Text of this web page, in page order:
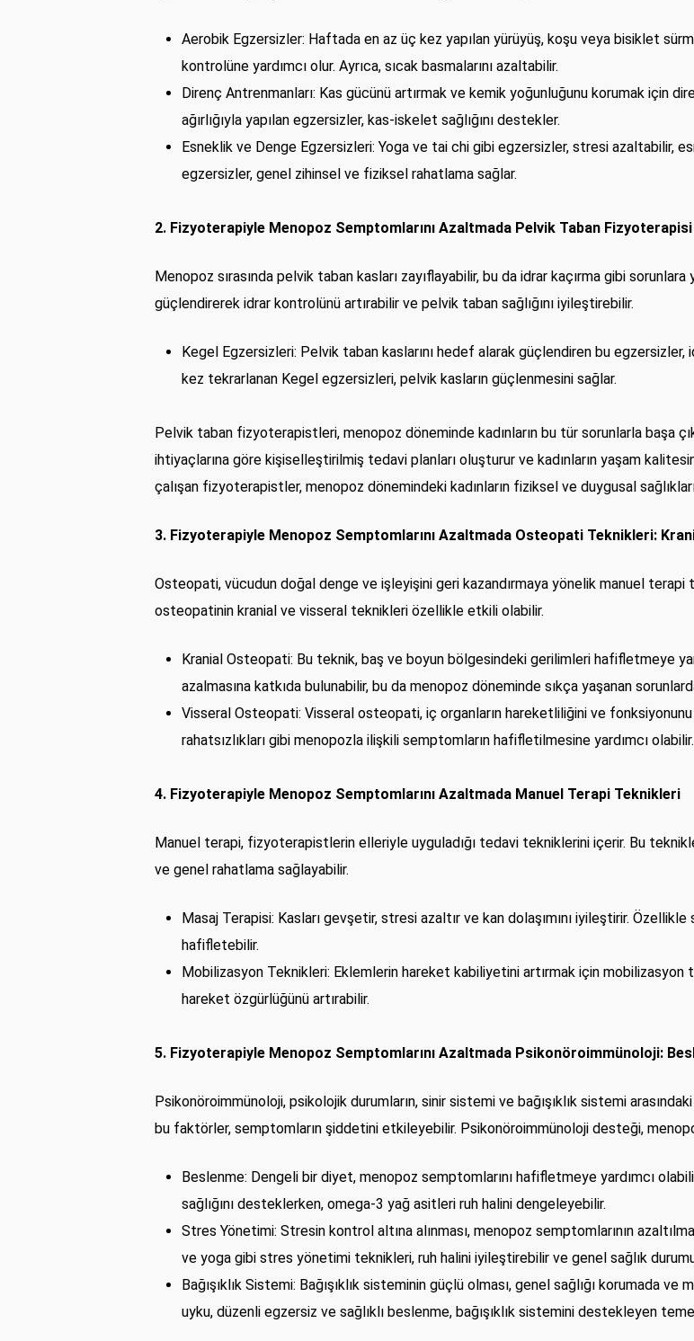
Aerobik Egzersizler: Haftada en az üç kez yapılan yürüyüş, koşu veya bisiklet
kontrolüne yardımcı olur. Ayrıca, sıcak basmalarını azaltabilir.
Direnç Antrenmanları: Kas gücünü artırmak ve kemik yoğunluğunu korumak için
ağırlığıyla yapılan egzersizler, kas-iskelet sağlığını destekler.
Esneklik ve Denge Egzersizleri: Yoga ve tai chi gibi egzersizler, stresi azaltabilir,
egzersizler, genel zihinsel ve fiziksel rahatlama sağlar.
2. Fizyoterapiyle Menopoz Semptomlarını Azaltmada Pelvik Taban
Menopoz sırasında pelvik taban kasları zayıflayabilir, bu da idrar kaçırma gibi
güçlendirerek idrar kontrolünü artırabilir ve pelvik taban sağlığını iyileştirebilir.
Kegel Egzersizleri: Pelvik taban kaslarını hedef alarak güçlendiren bu egzersizler,
kez tekrarlanan Kegel egzersizleri, pelvik kasların güçlenmesini sağlar.
Pelvik taban fizyoterapistleri, menopoz döneminde kadınların bu tür sorunlarla başa
ihtiyaçlarına göre kişiselleştirilmiş tedavi planları oluşturur ve kadınların yaşam
çalışan fizyoterapistler, menopoz dönemindeki kadınların fiziksel ve duygusal
3. Fizyoterapiyle Menopoz Semptomlarını Azaltmada Osteopati Teknikleri:
Osteopati, vücudun doğal denge ve işleyişini geri kazandırmaya yönelik manuel
osteopatinin kranial ve visseral teknikleri özellikle etkili olabilir.
Kranial Osteopati: Bu teknik, baş ve boyun bölgesindeki gerilimleri hafifletmeye
azalmasına katkıda bulunabilir, bu da menopoz döneminde sıkça yaşanan
Visseral Osteopati: Visseral osteopati, iç organların hareketliliğini ve
rahatsızlıkları gibi menopozla ilişkili semptomların hafifletilmesine yardımcı olabilir.
4. Fizyoterapiyle Menopoz Semptomlarını Azaltmada Manuel Terapi Teknikleri
Manuel terapi, fizyoterapistlerin elleriyle uyguladığı tedavi tekniklerini içerir. Bu
ve genel rahatlama sağlayabilir.
Masaj Terapisi: Kasları gevşetir, stresi azaltır ve kan dolaşımını iyileştirir.
hafifletebilir.
Mobilizasyon Teknikleri: Eklemlerin hareket kabiliyetini artırmak için mobilizasyon
hareket özgürlüğünü artırabilir.
5. Fizyoterapiyle Menopoz Semptomlarını Azaltmada Psikonöroimmünoloji:
Psikonöroimmünoloji, psikolojik durumların, sinir sistemi ve bağışıklık sistemi
bu faktörler, semptomların şiddetini etkileyebilir. Psikonöroimmünoloji desteği,
Beslenme: Dengeli bir diyet, menopoz semptomlarını hafifletmeye yardımcı
sağlığını desteklerken, omega-3 yağ asitleri ruh halini dengeleyebilir.
Stres Yönetimi: Stresin kontrol altına alınması, menopoz semptomlarının
ve yoga gibi stres yönetimi teknikleri, ruh halini iyileştirebilir ve genel sağlık
Bağışıklık Sistemi: Bağışıklık sisteminin güçlü olması, genel sağlığı korumada
uyku, düzenli egzersiz ve sağlıklı beslenme, bağışıklık sistemini destekleyen